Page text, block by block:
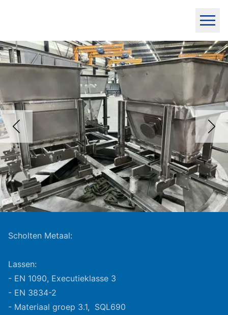
Scholten Metaal:
Lassen:
- EN 1090, Executieklasse 3
- EN 3834-2
- Materiaal groep 3.1, SQL690